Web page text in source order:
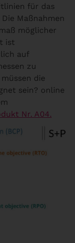
für das
Maßnahmen
möglicher
ist
auf
zu
die
sein? online
Nr. A04.